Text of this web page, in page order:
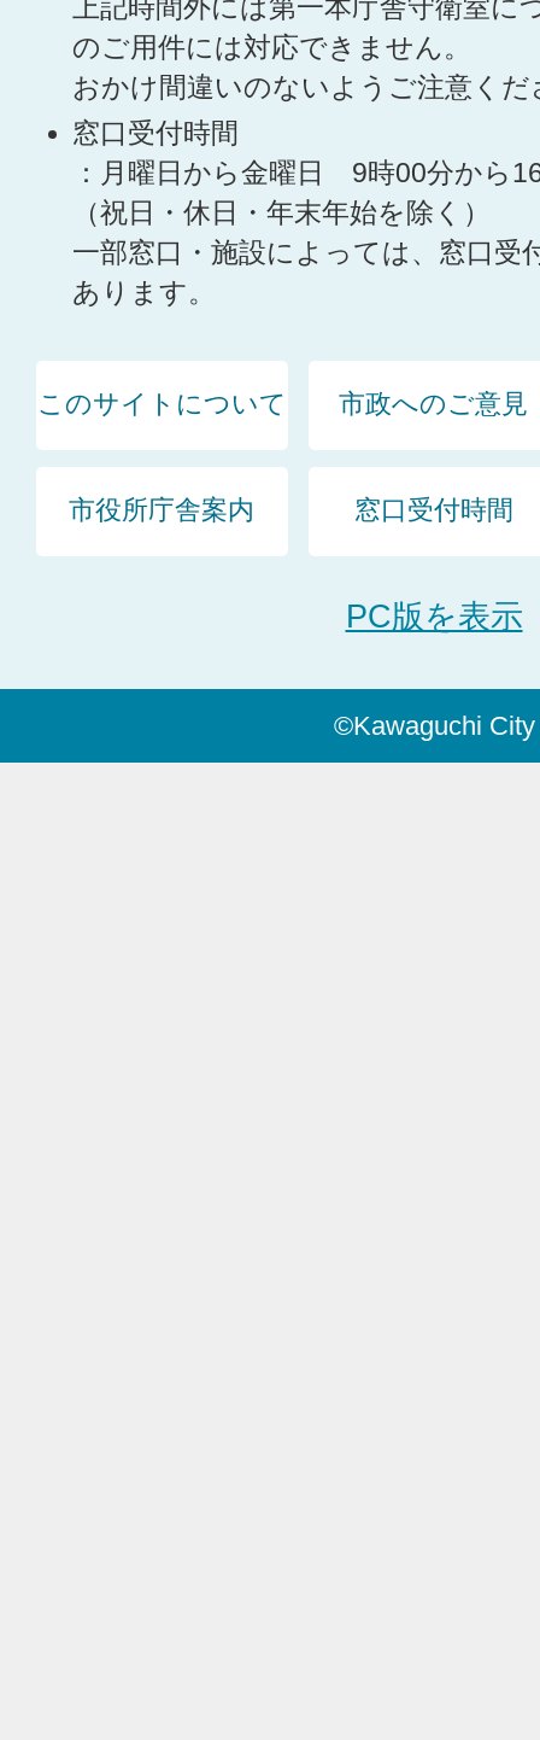
上記時間外には第一本庁舎守衛室に
のご用件には対応できません。
おかけ間違いのないようご注意くだ
窓口受付時間
：月曜日から金曜日 9時00分から
（祝日・休日・年末年始を除く）
一部窓口・施設によっては、窓口受
あります。
このサイトについて 市政へのご意見
市役所庁舎案内 窓口受付時間
PC版を表示
©Kawaguchi City